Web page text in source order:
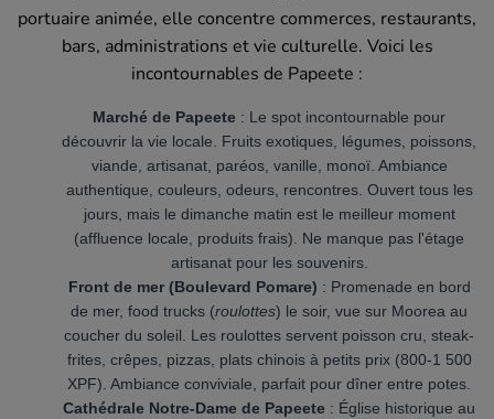
portuaire animée, elle concentre commerces, restaurants,
bars, administrations et vie culturelle. Voici les
incontournables de Papeete :
Marché de Papeete : Le spot incontournable pour
découvrir la vie locale. Fruits exotiques, légumes, poissons,
viande, artisanat, paréos, vanille, monoï. Ambiance
authentique, couleurs, odeurs, rencontres. Ouvert tous les
jours, mais le dimanche matin est le meilleur moment
(affluence locale, produits frais). Ne manque pas l'étage
artisanat pour les souvenirs.
Front de mer (Boulevard Pomare) : Promenade en bord
de mer, food trucks (roulottes) le soir, vue sur Moorea au
coucher du soleil. Les roulottes servent poisson cru, steak-
frites, crêpes, pizzas, plats chinois à petits prix (800-1 500
XPF). Ambiance conviviale, parfait pour dîner entre potes.
Cathédrale Notre-Dame de Papeete : Église historique au